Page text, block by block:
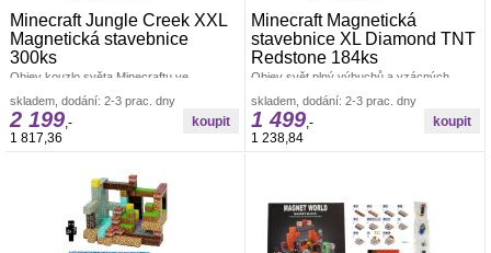
Minecraft Jungle Creek XXL
Magnetická stavebnice
300ks
Objev kouzlo světa Minecraftu ve
stavebnicí Minecraft Jungle Creek
XXL.Tento detailně
skladem, dodání: 2-3 prac. dny
2 199,-
1 817,36
Minecraft Magnetická
stavebnice XL Diamond TNT
Redstone 184ks
Objev svět plný výbuchů a vzácných
XL Diamond TNT Redstone – 184
ks.Tento
skladem, dodání: 2-3 prac. dny
1 499,-
1 238,84